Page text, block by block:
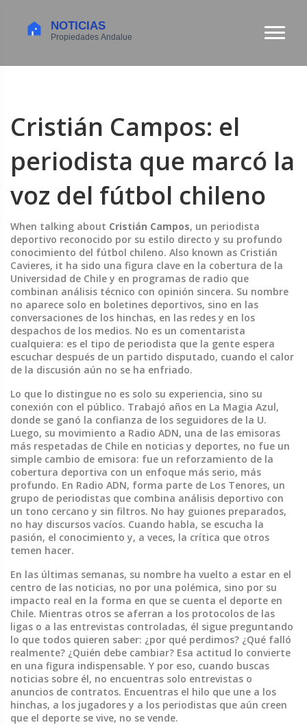
Cristián Campos: el
periodista que marcó la
voz del fútbol chileno
When talking about Cristián Campos, un periodista
deportivo reconocido por su estilo directo y su profundo
conocimiento del fútbol chileno. Also known as Cristián
Cavieres, it ha sido una figura clave en la cobertura de la
Universidad de Chile y en programas de radio que
combinan análisis técnico con opinión sincera. Su nombre
no aparece solo en boletines deportivos, sino en las
conversaciones de los hinchas, en las redes y en los
despachos de los medios. No es un comentarista
cualquiera: es el tipo de periodista que la gente espera
escuchar después de un partido disputado, cuando el calor
de la discusión aún no se ha enfriado.
Lo que lo distingue no es solo su experiencia, sino su
conexión con el público. Trabajó años en La Magia Azul,
donde se ganó la confianza de los seguidores de la U.
Luego, su movimiento a Radio ADN, una de las emisoras
más respetadas de Chile en noticias y deportes, no fue un
simple cambio de emisora: fue un reforzamiento de la
cobertura deportiva con un enfoque más serio, más
profundo. En Radio ADN, forma parte de Los Tenores, un
grupo de periodistas que combina análisis deportivo con
un tono cercano y sin filtros. No hay guiones preparados,
no hay discursos vacíos. Cuando habla, se escucha la
pasión, el conocimiento y, a veces, la crítica que otros
temen hacer.
En las últimas semanas, su nombre ha vuelto a estar en el
centro de las noticias, no por una polémica, sino por su
impacto real en la forma en que se cuenta el deporte en
Chile. Mientras otros se aferran a los protocolos de las
ligas o a las entrevistas controladas, él sigue preguntando
lo que todos quieren saber: ¿por qué perdimos? ¿Qué falló
realmente? ¿Quién debe cambiar? Esa actitud lo convierte
en una figura indispensable. Y por eso, cuando buscas
noticias sobre él, no encuentras solo entrevistas o
anuncios de contratos. Encuentras el hilo que une a los
hinchas, a los jugadores y a los periodistas que aún creen
que el deporte se vive, no se vende.